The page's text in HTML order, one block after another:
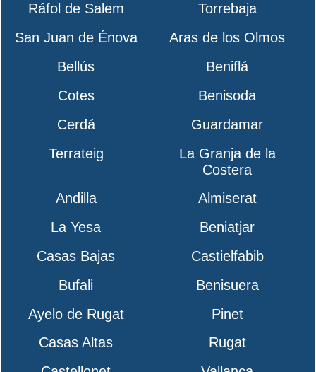
Ráfol de Salem
Torrebaja
San Juan de Énova
Aras de los Olmos
Bellús
Beniflá
Cotes
Benisoda
Cerdá
Guardamar
Terrateig
La Granja de la
Costera
Andilla
Almiserat
La Yesa
Beniatjar
Casas Bajas
Castielfabib
Bufali
Benisuera
Ayelo de Rugat
Pinet
Casas Altas
Rugat